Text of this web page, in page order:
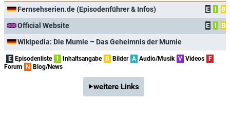
Fernsehserien.de (Episodenführer & Infos) E I
B
Official Website
E I
B
Wikipedia: Die Mumie – Das Geheimnis der Mumie
E Episodenliste Inhaltsangabe B Bilder A Audio/Musik V Videos
F
Forum
N Blog/News
weitere Links